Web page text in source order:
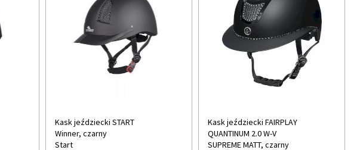
Kask jeździecki START
Winner, czarny
Start
Kask jeździecki FAIRPLAY
QUANTINUM 2.0 W-V
SUPREME MATT, czarny